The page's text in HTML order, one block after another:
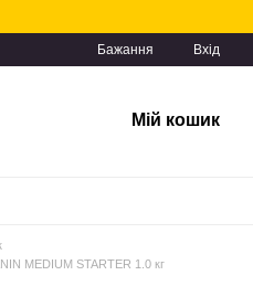
Бажання Вхід
Мій кошик
MEDIUM STARTER 1.0 кг